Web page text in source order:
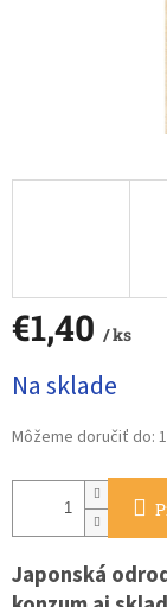
€1,40 / ks
cena:
Na sklade
Môžeme doručiť do:
Japonská